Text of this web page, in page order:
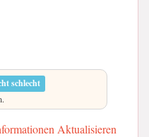
schlecht
Aktualisieren